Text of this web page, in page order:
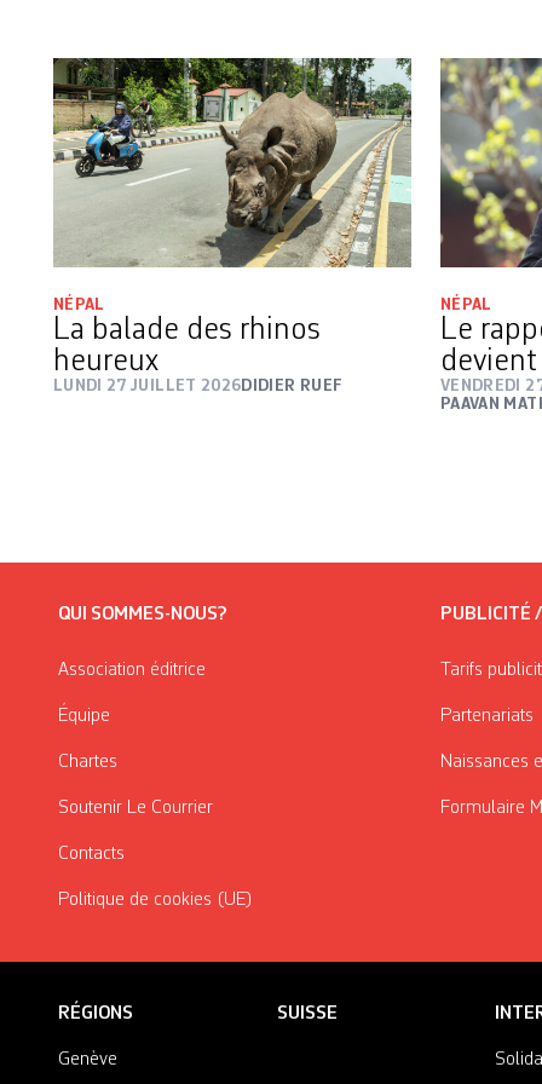
NÉPAL
La balade des rhinos
heureux
LUNDI 27 JUILLET 2026 DIDIER RUEF
NÉPAL
Le
VENDREDI
PAAVAN
QUI SOMMES-NOUS?
Association éditrice
Équipe
Chartes
Soutenir Le Courrier
Contacts
Politique de cookies (UE)
PUBLICITÉ
Tarifs
Partenariats
Naissances
Formulaire
RÉGIONS
Genève
SUISSE